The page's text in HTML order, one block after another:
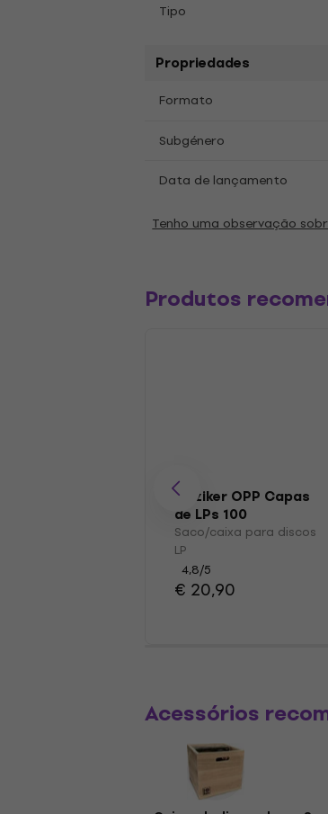
Tipo
Propriedades
Formato
Subgénero
Data de lançamento
Tenho uma observação
Produtos
Muziker OPP Capas
de LPs 100
Saco/caixa para discos
LP
4,8/5
€ 20,90
Acessórios